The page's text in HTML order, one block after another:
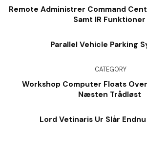
Remote Administrer Command
Samt IR Funktioner
Parallel Vehicle Parking
CATEGORY
Workshop Computer Floats
Næsten Trådløst
Lord Vetinaris Ur Slår Endnu